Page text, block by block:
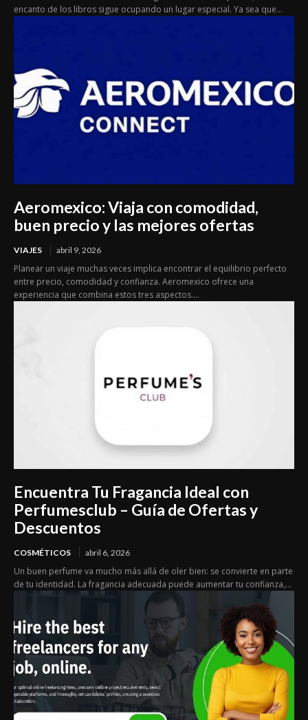
encanto de los libros sigue ocupando un lugar especial. Ya sea que...
Aeromexico: Viaja con comodidad,
buen precio y las mejores ofertas
VIAJES abril 9, 2026
Planear un viaje muchas veces implica encontrar el equilibrio perfecto
entre precio, comodidad y confianza. Aeromexico ofrece una
experiencia que combina estos tres aspectos....
Encuentra Tu Fragancia Ideal con
Perfumesclub – Guía de Ofertas y
Descuentos
COSMÉTICOS abril 6, 2026
Un buen perfume va mucho más allá de oler bien: se convierte en parte
de tu identidad. La fragancia adecuada puede aumentar tu confianza,...